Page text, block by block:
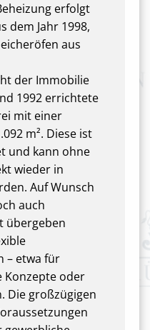
erfolgt
dem Jahr 1998,
aus
der Immobilie
1992 errichtete
mit einer
m². Diese ist
und kann ohne
wieder in
Auf Wunsch
auch
übergeben
– etwa für
Konzepte oder
Die großzügigen